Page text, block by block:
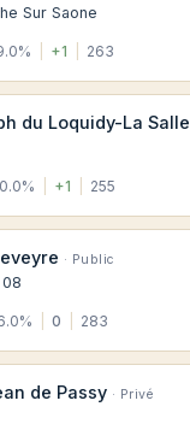
Sur Saone
+1 263
du Loquidy-La Salle
+1 255
· Public
0 283
de Passy · Privé